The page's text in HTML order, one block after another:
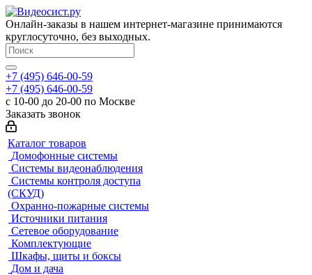
Онлайн-заказы в нашем интернет-магазине принимаются
круглосуточно, без выходных.
+7 (495) 646-00-59
+7 (495) 646-00-59
с 10-00 до 20-00 по Москве
Заказать звонок
Каталог товаров
Домофонные системы
Системы видеонаблюдения
Системы контроля доступа
(СКУД)
Охранно-пожарные системы
Источники питания
Сетевое оборудование
Комплектующие
Шкафы, щиты и боксы
Дом и дача